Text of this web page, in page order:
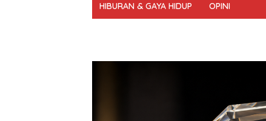
HIBURAN & GAYA HIDUP OPINI